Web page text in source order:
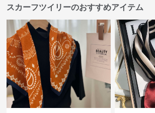
スカーフツイリーのおすすめアイテム